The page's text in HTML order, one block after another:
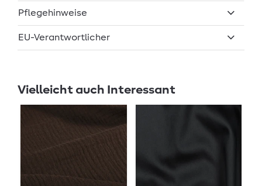
Pflegehinweise
EU-Verantwortlicher
Vielleicht auch Interessant